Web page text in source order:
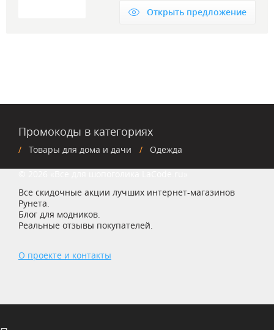
Открыть предложение
Промокоды в категориях
Товары для дома и дачи Одежда
Все скидочные акции лучших интернет-магазинов
Рунета.
Блог для модников.
Реальные отзывы покупателей.
О проекте и контакты